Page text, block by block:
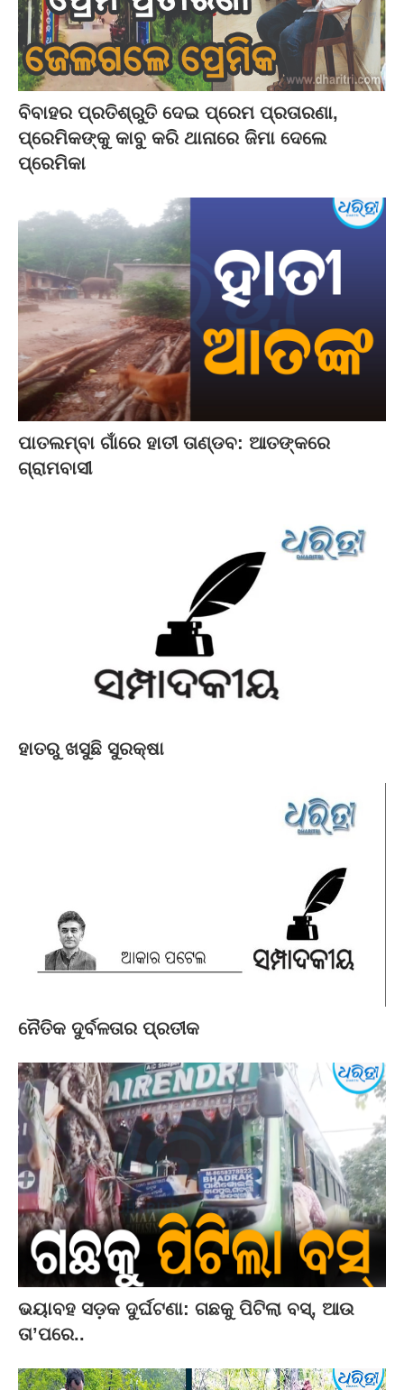
ବିବାହର ପ୍ରତିଶ୍ରୁତି ଦେଇ ପ୍ରେମ ପ୍ରତାରଣା,
ପ୍ରେମିକଙ୍କୁ କାବୁ କରି ଥାନାରେ ଜିମା ଦେଲେ
ପ୍ରେମିକା
ପାତଲମ୍ବା ଗାଁରେ ହାତୀ ତାଣ୍ଡବ: ଆତଙ୍କରେ
ଗ୍ରାମବାସୀ
ହାତରୁ ଖସୁଛି ସୁରକ୍ଷା
ନୈତିକ ଦୁର୍ବଳତାର ପ୍ରତୀକ
ଭୟାବହ ସଡ଼କ ଦୁର୍ଘଟଣା: ଗଛକୁ ପିଟିଲା ବସ୍‌, ଆଉ
ତା’ପରେ..